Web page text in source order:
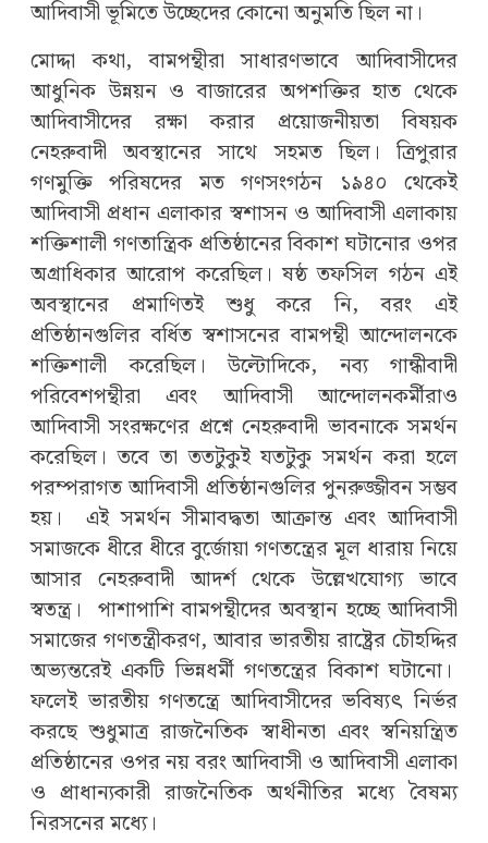
আদিবাসী ভূমিতে উচ্ছেদের কোনো অনুমতি ছিল না।
মোদ্দা কথা, বামপন্থীরা সাধারণভাবে আদিবাসীদের
আধুনিক উন্নয়ন ও বাজারের অপশক্তির হাত থেকে
আদিবাসীদের রক্ষা করার প্রয়োজনীয়তা বিষয়ক
নেহরুবাদী অবস্থানের সাথে সহমত ছিল। ত্রিপুরার
গণমুক্তি পরিষদের মত গণসংগঠন ১৯৪০ থেকেই
আদিবাসী প্রধান এলাকার স্বশাসন ও আদিবাসী এলাকায়
শক্তিশালী গণতান্ত্রিক প্রতিষ্ঠানের বিকাশ ঘটানোর ওপর
অগ্রাধিকার আরোপ করেছিল। ষষ্ঠ তফসিল গঠন এই
অবস্থানের প্রমাণিতই শুধু করে নি, বরং এই
প্রতিষ্ঠানগুলির বর্ধিত স্বশাসনের বামপন্থী আন্দোলনকে
শক্তিশালী করেছিল। উল্টোদিকে, নব্য গান্ধীবাদী
পরিবেশপন্থীরা এবং আদিবাসী আন্দোলনকর্মীরাও
আদিবাসী সংরক্ষণের প্রশ্নে নেহরুবাদী ভাবনাকে সমর্থন
করেছিল। তবে তা ততটুকুই যতটুকু সমর্থন করা হলে
পরম্পরাগত আদিবাসী প্রতিষ্ঠানগুলির পুনরুজ্জীবন সম্ভব
হয়। এই সমর্থন সীমাবদ্ধতা আক্রান্ত এবং আদিবাসী
সমাজকে ধীরে ধীরে বুর্জোয়া গণতন্ত্রের মূল ধারায় নিয়ে
আসার নেহরুবাদী আদর্শ থেকে উল্লেখযোগ্য ভাবে
স্বতন্ত্র। পাশাপাশি বামপন্থীদের অবস্থান হচ্ছে আদিবাসী
সমাজের গণতন্ত্রীকরণ, আবার ভারতীয় রাষ্ট্রের চৌহদ্দির
অভ্যন্তরেই একটি ভিন্নধর্মী গণতন্ত্রের বিকাশ ঘটানো।
ফলেই ভারতীয় গণতন্ত্রে আদিবাসীদের ভবিষ্যৎ নির্ভর
করছে শুধুমাত্র রাজনৈতিক স্বাধীনতা এবং স্বনিয়ন্ত্রিত
প্রতিষ্ঠানের ওপর নয় বরং আদিবাসী ও আদিবাসী এলাকা
ও প্রাধান্যকারী রাজনৈতিক অর্থনীতির মধ্যে বৈষম্য
নিরসনের মধ্যে।